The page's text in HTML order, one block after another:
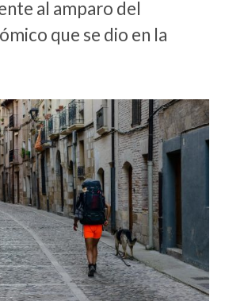
al amparo del
que se dio en la